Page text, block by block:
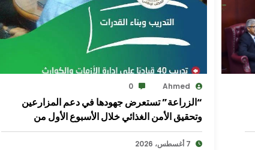
Ahmed
0
“الزراعة” تستعرض جهودها في دعم المزارعين
وتحقيق الأمن الغذائي خلال الأسبوع الأول من
أغسطس الجاري
7 أغسطس، 2026